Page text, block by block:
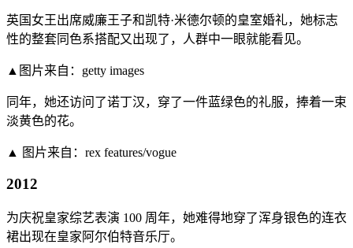
英国女王出席威廉王子和凯特·米德尔顿的皇室婚礼，她标志
性的整套同色系搭配又出现了，人群中一眼就能看见。
▲图片来自：getty images
同年，她还访问了诺丁汉，穿了一件蓝绿色的礼服，捧着一束
淡黄色的花。
▲ 图片来自：rex features/vogue
2012
为庆祝皇家综艺表演 100 周年，她难得地穿了浑身银色的连衣
裙出现在皇家阿尔伯特音乐厅。